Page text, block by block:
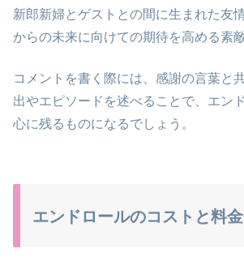
新郎新婦とゲストとの間に生まれた友
からの未来に向けての期待を高める素
コメントを書く際には、感謝の言葉と
出やエピソードを述べることで、エン
心に残るものになるでしょう。
エンドロールのコストと料金